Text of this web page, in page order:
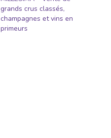
grands crus classés,
champagnes et vins en
primeurs